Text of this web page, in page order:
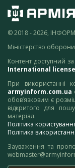
© 2018 - 2026,
Міністерство
Контент доступний за
International license
При використанні
armyinform.com.ua
обов’язковим є
відкритого для
матеріал.
Політика
Політика
Зауваження та